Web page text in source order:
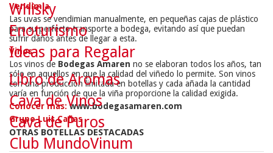
Vendimia
Las uvas se vendimian manualmente, en pequeñas cajas de plástico
para su perfecto transporte a bodega, evitando así que puedan
sufrir daños antes de llegar a esta.
Vinos
Los vinos de Bodegas Amaren no se elaboran todos los años, tan
sólo en aquellos en que la calidad del viñedo lo permite. Son vinos
con una producción limitada en botellas y cada añada la cantidad
varía en función de que la viña proporcione la calidad exigida.
Conocer más: www.bodegasamaren.com
Grupo Luis Cañas
OTRAS BOTELLAS DESTACADAS
Whisky
Enoturismo
Ideas para Regalar
Libro de Aromas
Cava de Vinos
Cava de Puros
Club MundoVinum